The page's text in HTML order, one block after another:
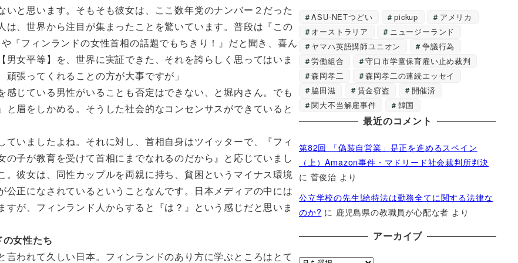
いと思います。そもそも彼女は、ここ数年党のナンバー２だった
、世界から注目が集まったことを驚いています。普段は『この
『フィンランドの女性首相の話題でもちきり！』だと聞き、喜ん
女平等】を、世界に実証できた、それを誇らしく思ってはいま
張ってくれることの方が大事ですが」
じている男性がいることも否定はできない、と堀内さん。でも
眉をしかめる。そうした社会的なコンセンサスができていると
ていましたよね。それに対し、首相自身はツイッターで、『フィ
子が教育を受けて首相にまでなれるのだから』と応じていまし
彼女は、同性カップルを両親に持ち、貧困というマイナス環境
正になされているということなんです。日本メディアの中には
が、フィンランド人からすると『は？』という感じだと思いま
女性たち
われて久しい日本。フィンランドのあり方に学ぶところはとて
ASU-NETつどい pickup
アメリカ
オーストラリア
ニュージーランド
ヤマハ英語講師ユニオン
争議行為
労働組合
守口市学童保育雇い止め裁判
森岡孝二
森岡孝二の連続エッセイ
脇田滋
賃金窃盗
開催済
関大不当解雇事件
韓国
最近のコメント
第82回 「偽装自営業」是正を進めるスペイン
（上）Amazon事件・マドリード社会裁判所判決
に 菅俊治 より
公立学校の先生!給特法は勤務全てに関する法律な
のか? に 鹿児島県の教職員が心配な者 より
アーカイブ